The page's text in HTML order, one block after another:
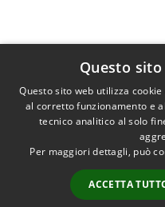
Questo
Questo sito web utilizza
al corretto funzionamento e
tecnico analitico al solo
Per maggiori dettagli, può
ACCETTA